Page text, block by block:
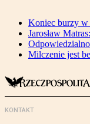
Koniec burzy w
Jarosław
Milczenie jest
KONTAKT